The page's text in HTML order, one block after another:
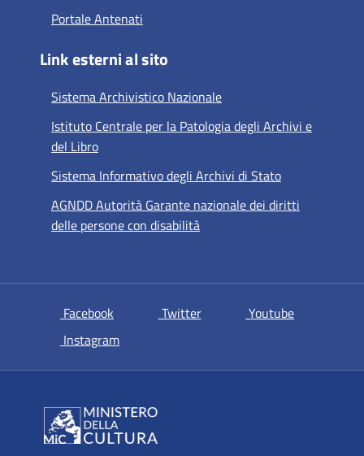
Portale Antenati
Link esterni al sito
Sistema Archivistico Nazionale
Istituto Centrale per la Patologia degli Archivi e
del Libro
Sistema Informativo degli Archivi di Stato
AGNDD Autorità Garante nazionale dei diritti
delle persone con disabilità
Facebook si apre in una nuova scheda
Twittersi apre in una nuova scheda
Youtubesi apre in
Instagramsi apre in una nuova scheda